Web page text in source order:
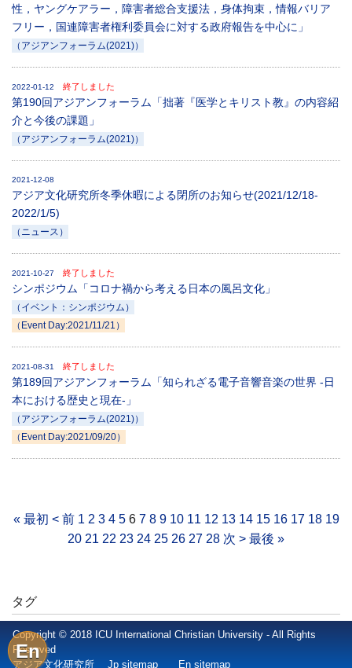
En
性，ヤングケアラー，障害者総合支援法，身体拘束，情報バリア
フリー，国連障害者権利委員会に対する政府報告を中心に」
（アジアンフォーラム(2021)）
2022-01-12 終了しました
第190回アジアンフォーラム「拙著『医学とキリスト教』の内容紹
介と今後の課題」
（アジアンフォーラム(2021)）
2021-12-08
アジア文化研究所冬季休暇による閉所のお知らせ(2021/12/18-
2022/1/5)
（ニュース）
2021-10-27 終了しました
シンポジウム「コロナ禍から考える日本の風呂文化」
（イベント：シンポジウム）
（Event Day:2021/11/21）
2021-08-31 終了しました
第189回アジアンフォーラム「知られざる電子音響音楽の世界 ‐日
本における歴史と現在‐」
（アジアンフォーラム(2021)）
（Event Day:2021/09/20）
« 最初 < 前 1 2 3 4 56 7 8 9 10 11 12 13 14 15 16 17 18 19
20 21 22 23 24 25 26 27 28 次 > 最後 »
タグ
Copyright © 2018 ICU International Christian University - All Rights
Reserved
アジア文化研究所 Jp sitemap En sitemap